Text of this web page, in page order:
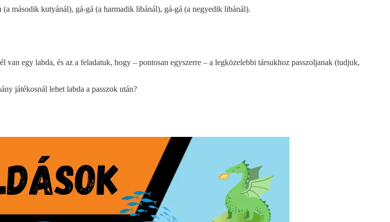
második kutyánál), gá-gá (a harmadik libánál), gá-gá (a negyedik libánál).
egy labda, és az a feladatuk, hogy – pontosan egyszerre – a legközelebbi társukhoz passzoljanak (tudjuk,
játékosnál lehet labda a passzok után?